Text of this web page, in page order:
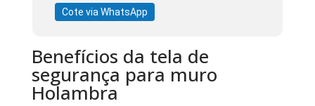
Cote via WhatsApp
Benefícios da tela de
segurança para muro
Holambra